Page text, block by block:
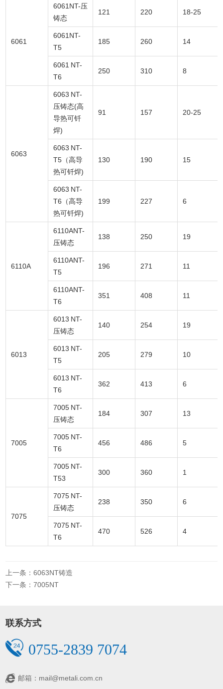
6061
6061NT-压
铸态
121 220 18-25
6061NT-
T5
185 260 14
6061 NT-
T6
250 310 8
6063
6063 NT-
压铸态(高
导热可钎
焊)
91 157 20-25
6063 NT-
T5（高导
热可钎焊)
130 190 15
6063 NT-
T6（高导
热可钎焊)
199 227 6
6110A
6110ANT-
压铸态
138 250 19
6110ANT-
T5
196 271 11
6110ANT-
T6
351 408 11
6013
6013 NT-
压铸态
140 254 19
6013 NT-
T5
205 279 10
6013 NT-
T6
362 413 6
7005
7005 NT-
压铸态
184 307 13
7005 NT-
T6
456 486 5
7005 NT-
T53
300 360 1
7075
7075 NT-
压铸态
238 350 6
7075 NT-
T6
470 526 4
上一条：6063NT铸造
下一条：7005NT
联系方式
0755-2839 7074
邮箱：mail@metali.com.cn